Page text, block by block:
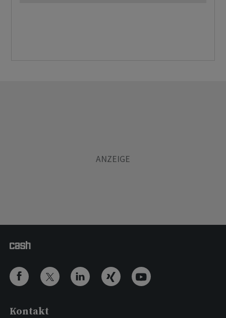
Kontakt